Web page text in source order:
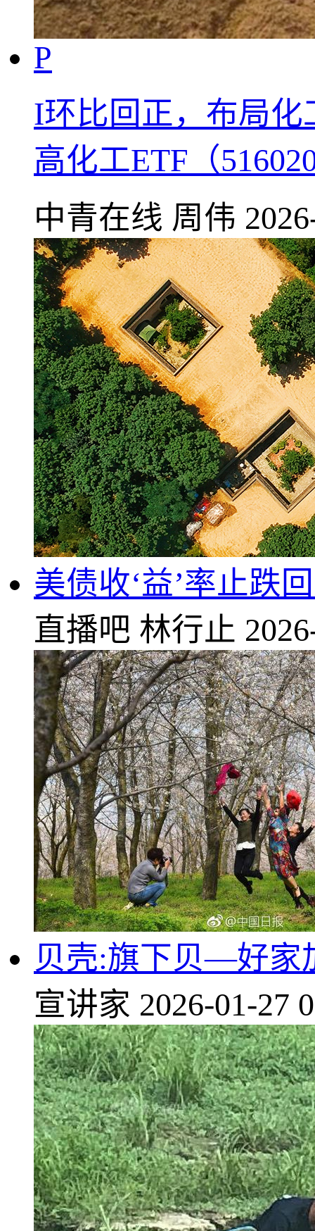
P
I环比回正，布局
高化工ETF（
中青在线 周伟
美债收‘益’率止跌
直播吧 林行止
贝壳:旗下贝—好家
宣讲家 2026-01-27